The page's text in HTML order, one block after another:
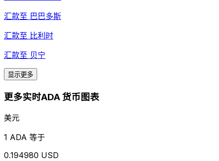
汇款至 巴巴多斯
汇款至 比利时
汇款至 贝宁
显示更多
更多实时ADA 货币图表
美元
1 ADA 等于
0.194980 USD